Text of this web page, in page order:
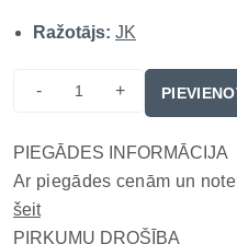
izturīga sunu mantiņa, kas
Ražotājs: JK
- +
PIEGĀDES INFORMĀCIJA
Ar piegādes cenām un
šeit
PIRKUMU DROŠĪBA